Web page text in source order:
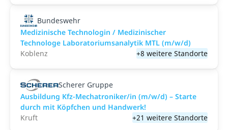
Bundeswehr
Medizinische Technologin / Medizinischer
Technologe Laboratoriumsanalytik MTL (m/w/d)
Koblenz
+8 weitere Standorte
Scherer Gruppe
Ausbildung Kfz-Mechatroniker/in (m/w/d) – Starte
durch mit Köpfchen und Handwerk!
Kruft
+21 weitere Standorte